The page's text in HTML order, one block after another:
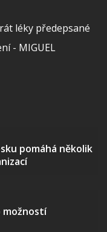
léky předepsané
- MIGUEL
pomáhá několik
možností